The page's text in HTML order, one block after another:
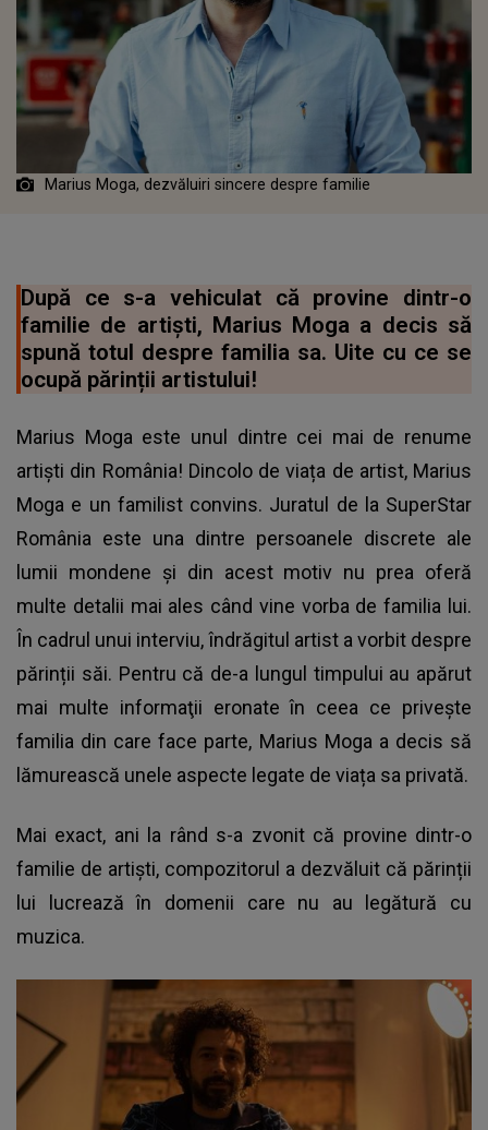
Marius Moga, dezvăluiri sincere despre familie
După ce s-a vehiculat că provine dintr-o
familie de artiști, Marius Moga a decis să
spună totul despre familia sa. Uite cu ce se
ocupă părinții artistului!
Marius Moga este unul dintre cei mai de renume
artiști din România! Dincolo de viața de artist, Marius
Moga e un familist convins. Juratul de la SuperStar
România este una dintre persoanele discrete ale
lumii mondene și din acest motiv nu prea oferă
multe detalii mai ales când vine vorba de familia lui.
În cadrul unui interviu, îndrăgitul artist a vorbit despre
părinții săi. Pentru că de-a lungul timpului au apărut
mai multe informaţii eronate în ceea ce priveşte
familia din care face parte, Marius Moga a decis să
lămurească unele aspecte legate de viața sa privată.
Mai exact, ani la rând s-a zvonit că provine dintr-o
familie de artiști, compozitorul a dezvăluit că părinții
lui lucrează în domenii care nu au legătură cu
muzica.